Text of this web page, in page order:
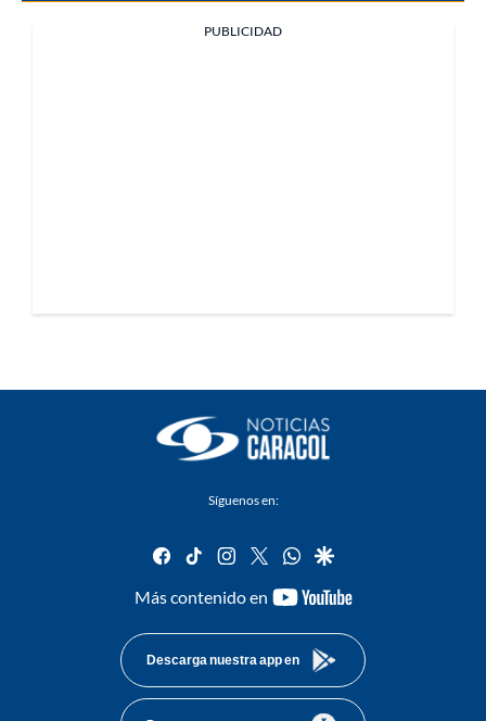
PUBLICIDAD
Síguenos en:
facebook
tiktok instagram
twitterwhatsapp
google
Más contenido en
youtube-
Descarga nuestra app en